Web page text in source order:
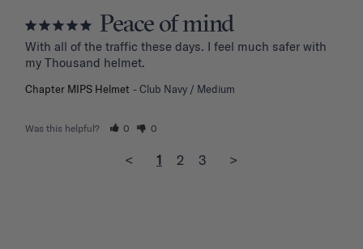
Peace of mind
With all of the traffic these days. I feel much safer with
my Thousand helmet.
Chapter MIPS Helmet Club Navy / Medium
Was this helpful? 0 0
< 1 2 3 >